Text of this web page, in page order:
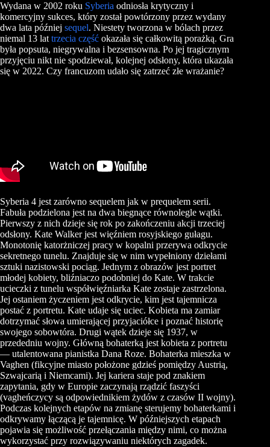
Wydana w 2002 roku Syberia odniosła krytyczny i
komercyjny sukces, który został powtórzony przez wydany
dwa lata później sequel. Niestety tworzona w bólach przez
niemal 13 lat trzecia część okazała się całkowitą porażką. Gra
była popsuta, niegrywalna i bezsensowna. Po jej tragicznym
przyjęciu nikt nie spodziewał, kolejnej odsłony, która ukazała
się w 2022. Czy francuzom udało się zatrzeć złe wrażanie?
Syberia 4 jest zarówno sequelem jak w prequelem serii.
Fabuła podzielona jest na dwa biegnące równolegle wątki.
Pierwszy z nich dzieje się rok po zakończeniu akcji trzeciej
odsłony. Kate Walker jest więźniem rosyjskiego gułagu.
Monotonię katorżniczej pracy w kopalni przerywa odkrycie
sekretnego tunelu. Znajduje się w nim wypełniony dziełami
sztuki nazistowski pociąg. Jednym z obrazów jest portret
młodej kobiety, bliźniaczo podobniej do Kate. W trakcie
ucieczki z tunelu współwięźniarka Kate zostaje zastrzelona.
Jej ostaniem życzeniem jest odkrycie, kim jest tajemnicza
postać z portretu. Kate udaje się uciec. Kobieta ma zamiar
dotrzymać słowa umierającej przyjaciółce i poznać historię
swojego sobowtóra. Drugi wątek dzieje się 1937, w
przededniu wojny. Główną bohaterką jest kobieta z portretu
— utalentowana pianistka Dana Roze. Bohaterka mieszka w
Vaghen (fikcyjne miasto położone gdzieś pomiędzy Austrią,
Szwajcarią i Niemcami). Jej kariera staje pod znakiem
zapytania, gdy w Europie zaczynają rządzić faszyści
(vagheńczycy są odpowiednikiem żydów z czasów II wojny).
Podczas kolejnych etapów na zmianę sterujemy bohaterkami i
odkrywamy łączącą je tajemnicę. W późniejszych etapach
pojawia się możliwość przełączania między nimi, co można
wykorzystać przy rozwiązywaniu niektórych zagadek.